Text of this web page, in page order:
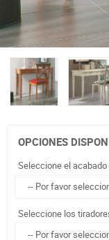
OPCIONES
Seleccione el acabado
Seleccione los